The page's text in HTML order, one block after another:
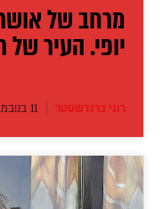
מרחב של
יופי. העיר של
רוני ברנדשטטר 11 בנובמבר 2025